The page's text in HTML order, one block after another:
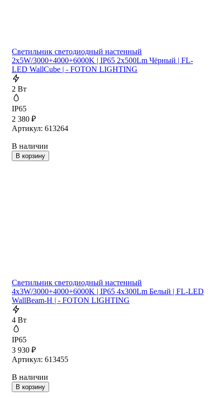
Cветильник cветодиодный настенный
2x5W/3000+4000+6000K | IP65 2x500Lm Чёрный | FL-
LED WallCube | - FOTON LIGHTING
2 Вт
IP65
2 380 ₽
Артикул: 613264
В наличии
В корзину
Cветильник cветодиодный настенный
4x3W/3000+4000+6000K | IP65 4x300Lm Белый | FL-LED
WallBeam-H | - FOTON LIGHTING
4 Вт
IP65
3 930 ₽
Артикул: 613455
В наличии
В корзину